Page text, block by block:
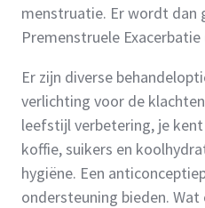
menstruatie. Er wordt dan
Premenstruele Exacerbatie
Er zijn diverse
verlichting voor de
leefstijl verbetering, je
koffie, suikers en
hygiëne. Een
ondersteuning bieden. Wat